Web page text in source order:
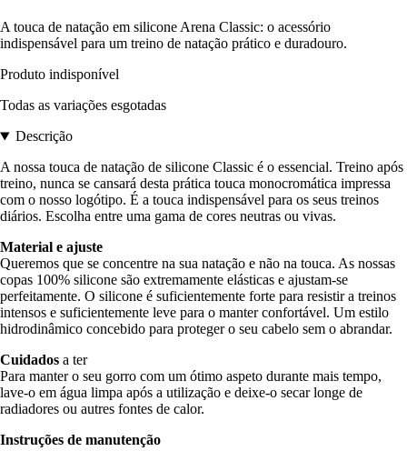
A touca de natação em silicone Arena Classic: o acessório
indispensável para um treino de natação prático e duradouro.
Produto indisponível
Todas as variações esgotadas
Descrição
A nossa touca de natação de silicone Classic é o essencial. Treino após
treino, nunca se cansará desta prática touca monocromática impressa
com o nosso logótipo. É a touca indispensável para os seus treinos
diários. Escolha entre uma gama de cores neutras ou vivas.
Material e ajuste
Queremos que se concentre na sua natação e não na touca. As nossas
copas 100% silicone são extremamente elásticas e ajustam-se
perfeitamente. O silicone é suficientemente forte para resistir a treinos
intensos e suficientemente leve para o manter confortável. Um estilo
hidrodinâmico concebido para proteger o seu cabelo sem o abrandar.
Cuidados a ter
Para manter o seu gorro com um ótimo aspeto durante mais tempo,
lave-o em água limpa após a utilização e deixe-o secar longe de
radiadores ou autres fontes de calor.
Instruções de manutenção